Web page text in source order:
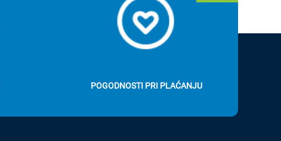
POGODNOSTI PRI PLAĆANJU